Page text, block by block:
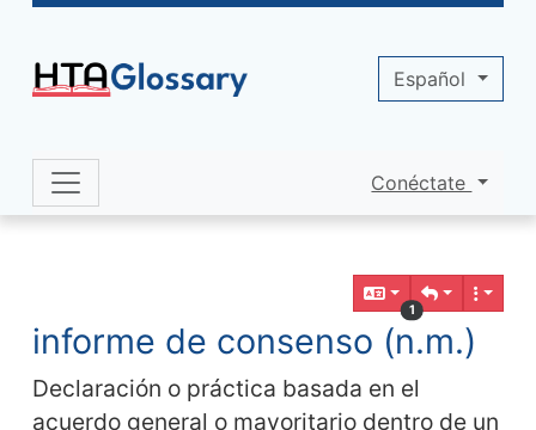
Navigation and related functionality
1
informe de consenso (n.m.)
Declaración o práctica basada en el
acuerdo general o mayoritario dentro de un
Site identity, navigation, etc.
Conéctate
Español